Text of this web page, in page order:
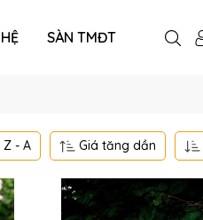
SÀN TMĐT
Z - A Giá tăng dần